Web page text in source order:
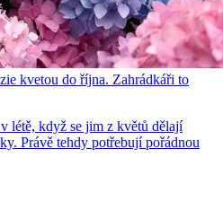
kvetou do října. Zahrádkáři to
létě, když se jim z květů dělají
Právě tehdy potřebují pořádnou